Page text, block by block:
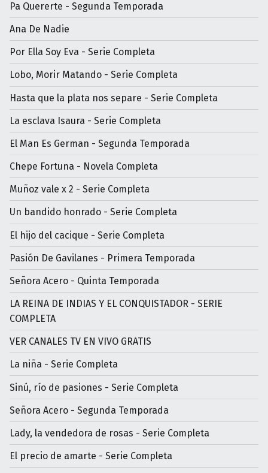
Pa Quererte - Segunda Temporada
Ana De Nadie
Por Ella Soy Eva - Serie Completa
Lobo, Morir Matando - Serie Completa
Hasta que la plata nos separe - Serie Completa
La esclava Isaura - Serie Completa
El Man Es German - Segunda Temporada
Chepe Fortuna - Novela Completa
Muñoz vale x 2 - Serie Completa
Un bandido honrado - Serie Completa
El hijo del cacique - Serie Completa
Pasión De Gavilanes - Primera Temporada
Señora Acero - Quinta Temporada
LA REINA DE INDIAS Y EL CONQUISTADOR - SERIE
COMPLETA
VER CANALES TV EN VIVO GRATIS
La niña - Serie Completa
Sinú, río de pasiones - Serie Completa
Señora Acero - Segunda Temporada
Lady, la vendedora de rosas - Serie Completa
El precio de amarte - Serie Completa